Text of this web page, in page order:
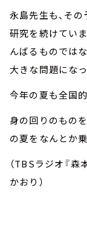
永島先生も、そ
研究を続けてい
んばるものでは
大きな問題にな
今年の夏も全国
身の回りのもの
の夏をなんとか
（TBSラジオ『森
かおり）